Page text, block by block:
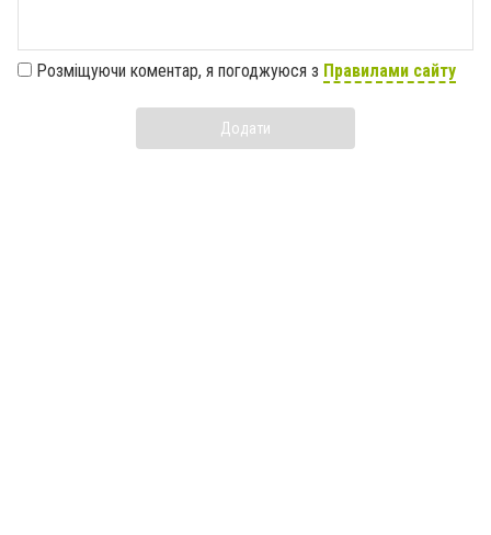
Розміщуючи коментар, я погоджуюся з Правилами сайту
Додати